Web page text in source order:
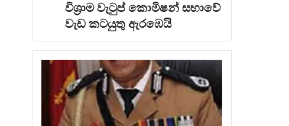
විශ්‍රාම වැටුප් කොමිෂන් සභාවේ
වැඩ කටයුතු ඇරඹෙයි